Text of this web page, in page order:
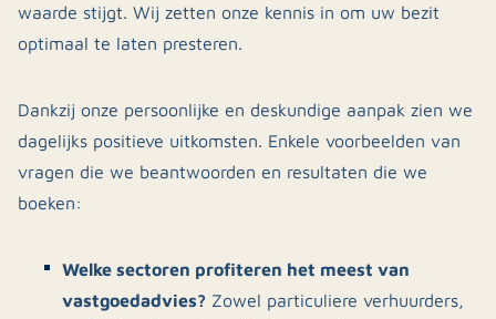
waarde stijgt. Wij zetten onze kennis in om uw bezit
optimaal te laten presteren.
Dankzij onze persoonlijke en deskundige aanpak zien we
dagelijks positieve uitkomsten. Enkele voorbeelden van
vragen die we beantwoorden en resultaten die we
boeken:
Welke sectoren profiteren het meest van
vastgoedadvies? Zowel particuliere verhuurders,